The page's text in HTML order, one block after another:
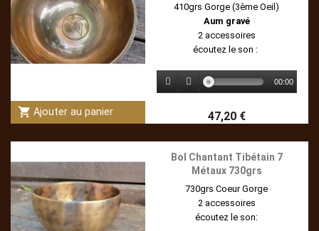
shopping_cart Ajouter au panier
410grs Gorge (3ème Oeil)
Aum gravé
2 accessoires
écoutez le son :
00:00
47,20 €
Bol Chantant Tibétain 7
Métaux 730grs
730grs Coeur Gorge
2 accessoires
écoutez le son: